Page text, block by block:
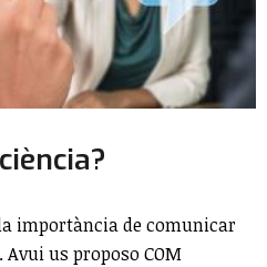
importància de comunicar
us proposo COM